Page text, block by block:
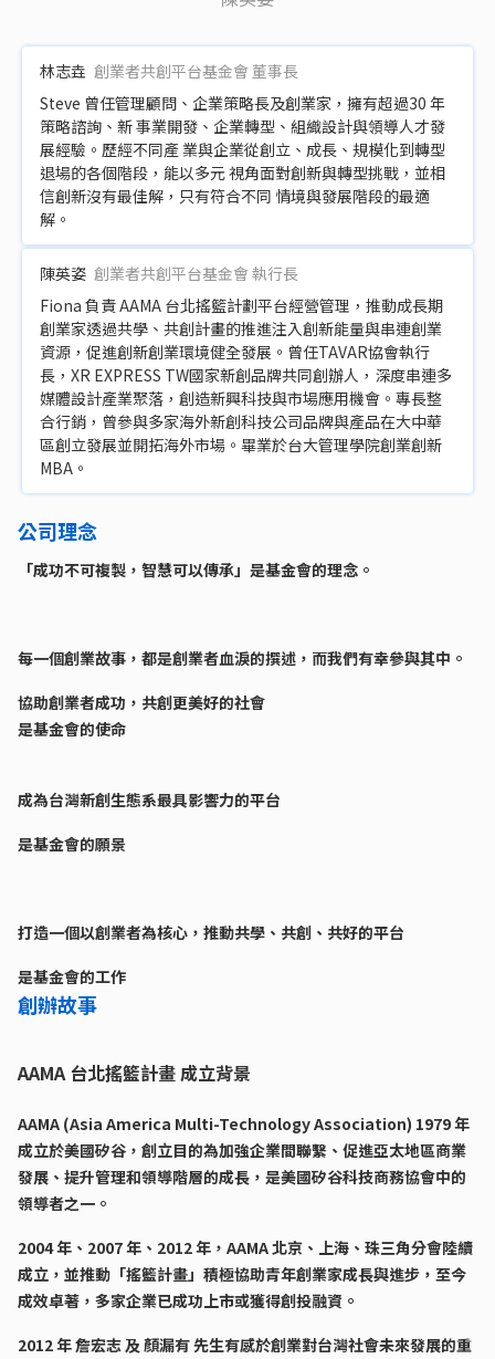
林志垚 創業者共創平台基金會 董事長
Steve 曾任管理顧問、企業策略長及創業家，擁有超過30 年
策略諮詢、新 事業開發、企業轉型、組織設計與領導人才發
展經驗。歷經不同產 業與企業從創立、成長、規模化到轉型
退場的各個階段，能以多元 視角面對創新與轉型挑戰，並相
信創新沒有最佳解，只有符合不同 情境與發展階段的最適
解。
陳英姿 創業者共創平台基金會 執行長
Fiona 負責 AAMA 台北搖籃計劃平台經營管理，推動成長期
創業家透過共學、共創計畫的推進注入創新能量與串連創業
資源，促進創新創業環境健全發展。曾任TAVAR協會執行
長，XR EXPRESS TW國家新創品牌共同創辦人，深度串連多
媒體設計產業聚落，創造新興科技與市場應用機會。專長整
合行銷，曾參與多家海外新創科技公司品牌與產品在大中華
區創立發展並開拓海外市場。畢業於台大管理學院創業創新
MBA。
公司理念
「成功不可複製，智慧可以傳承」是基金會的理念。
每一個創業故事，都是創業者血淚的撰述，而我們有幸參與其中。
協助創業者成功，共創更美好的社會
是基金會的使命
成為台灣新創生態系最具影響力的平台
是基金會的願景
打造一個以創業者為核心，推動共學、共創、共好的平台
是基金會的工作
創辦故事
AAMA 台北搖籃計畫 成立背景
AAMA (Asia America Multi-Technology Association) 1979 年
成立於美國矽谷，創立目的為加強企業間聯繫、促進亞太地區商業
發展、提升管理和領導階層的成長，是美國矽谷科技商務協會中的
領導者之一。
2004 年、2007 年、2012 年，AAMA 北京、上海、珠三角分會陸續
成立，並推動「搖籃計畫」積極協助青年創業家成長與進步，至今
成效卓著，多家企業已成功上市或獲得創投融資。
2012 年 詹宏志 及 顏漏有 先生有感於創業對台灣社會未來發展的重